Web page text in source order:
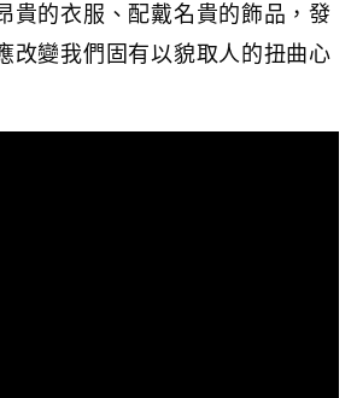
貴的衣服、配戴名貴的飾品，發
改變我們固有以貌取人的扭曲心